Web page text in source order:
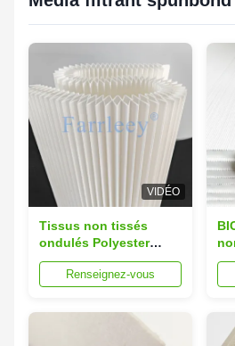
VIDÉO
Tissus non tissés
ondulés Polyester
Spunbond dans la
filtration industrielle
Renseignez-vous